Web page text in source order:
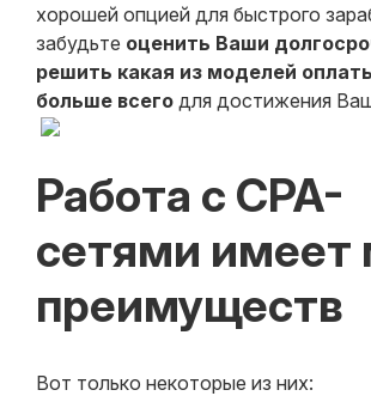
хорошей опцией для быстрого
забудьте оценить Ваши
решить какая из моделей
больше всего для достижения
Работа с CPA-
сетями имеет
преимуществ
Вот только некоторые из них: